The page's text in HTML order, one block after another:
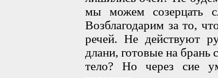
мы можем созерцать
Возблагодарим за то,
речей. Не действуют
длани, готовые на брань
тело? Но через сие